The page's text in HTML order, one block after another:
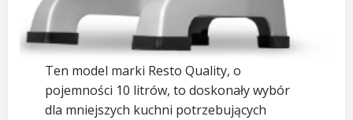
Ten model marki Resto Quality, o
pojemności 10 litrów, to doskonały wybór
dla mniejszych kuchni potrzebujących